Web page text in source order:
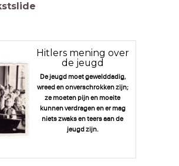
Hitlers mening over
de jeugd
De jeugd moet gewelddadig,
wreed en onverschrokken zijn;
ze moeten pijn en moeite
kunnen verdragen en er mag
niets zwaks en teers aan de
jeugd zijn.